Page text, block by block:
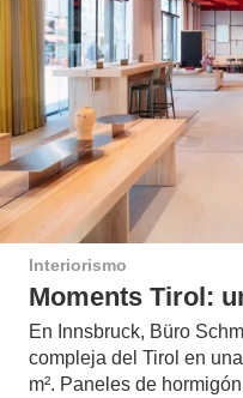
Interiorismo
Moments Tirol:
En Innsbruck, Büro
compleja del Tirol en
m². Paneles de